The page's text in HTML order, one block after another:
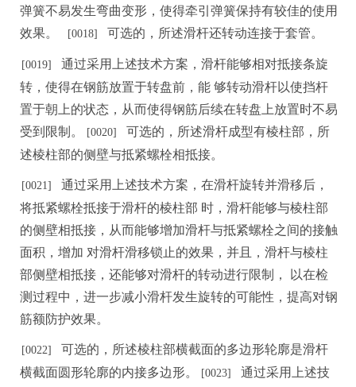
弹簧不易发生弯曲变形，使得牵引弹簧保持有较佳的使用
效果。
[0018] 可选的，所述滑杆还转动连接于套管。
[0019] 通过采用上述技术方案，滑杆能够相对抵接条旋
转，使得在钢筋放置于转盘前，能 够转动滑杆以使挡杆
置于朝上的状态，从而使得钢筋后续在转盘上放置时不易
受到限制。
[0020] 可选的，所述滑杆成型有棱柱部，所
述棱柱部的侧壁与抵紧螺栓相抵接。
[0021] 通过采用上述技术方案，在滑杆旋转并滑移后，
将抵紧螺栓抵接于滑杆的棱柱部 时，滑杆能够与棱柱部
的侧壁相抵接，从而能够增加滑杆与抵紧螺栓之间的接触
面积，增加 对滑杆滑移锁 止的效果，并且，滑杆与棱柱
部侧壁相抵接，还能够对滑杆的转动进行限制，
以在检
测过程中，进一步减小滑杆发生旋转的可能性，提高对钢
筋额防护效果。
[0022] 可选的，所述棱柱部横截面的多边形轮廓是滑杆
横截面圆形轮廓的内接多边形。
[0023]通过采用上述技